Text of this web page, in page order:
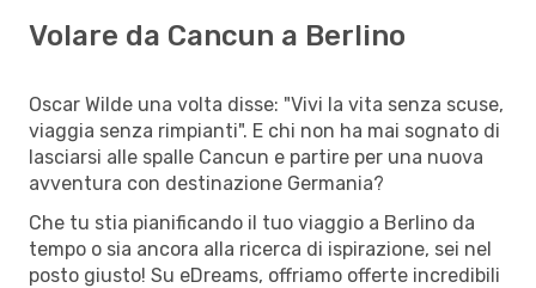
Volare da Cancun a Berlino
Oscar Wilde una volta disse: "Vivi la vita senza scuse,
viaggia senza rimpianti". E chi non ha mai sognato di
lasciarsi alle spalle Cancun e partire per una nuova
avventura con destinazione Germania?
Che tu stia pianificando il tuo viaggio a Berlino da
tempo o sia ancora alla ricerca di ispirazione, sei nel
posto giusto! Su eDreams, offriamo offerte incredibili